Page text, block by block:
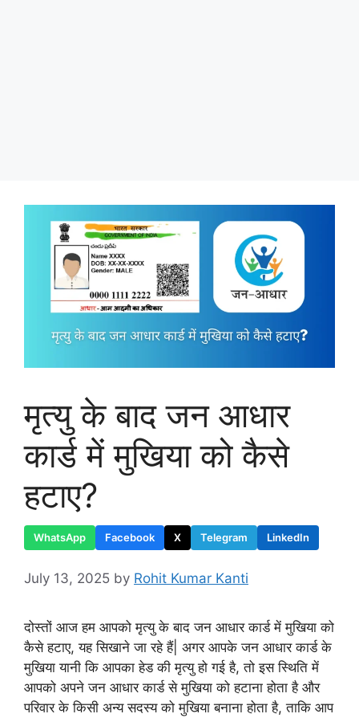
मृत्यु के बाद जन आधार
कार्ड में मुखिया को कैसे
हटाए?
WhatsApp Facebook X Telegram LinkedIn
July 13, 2025 by Rohit Kumar Kanti
दोस्तों आज हम आपको मृत्यु के बाद जन आधार कार्ड में मुखिया को
कैसे हटाए, यह सिखाने जा रहे हैं| अगर आपके जन आधार कार्ड के
मुखिया यानी कि आपका हेड की मृत्यु हो गई है, तो इस स्थिति में
आपको अपने जन आधार कार्ड से मुखिया को हटाना होता है और
परिवार के किसी अन्य सदस्य को मुखिया बनाना होता है, ताकि आप